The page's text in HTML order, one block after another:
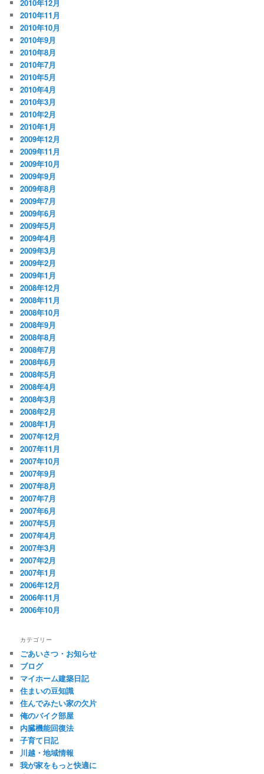
2010年12月
2010年11月
2010年10月
2010年9月
2010年8月
2010年7月
2010年5月
2010年4月
2010年3月
2010年2月
2010年1月
2009年12月
2009年11月
2009年10月
2009年9月
2009年8月
2009年7月
2009年6月
2009年5月
2009年4月
2009年3月
2009年2月
2009年1月
2008年12月
2008年11月
2008年10月
2008年9月
2008年8月
2008年7月
2008年6月
2008年5月
2008年4月
2008年3月
2008年2月
2008年1月
2007年12月
2007年11月
2007年10月
2007年9月
2007年8月
2007年7月
2007年6月
2007年5月
2007年4月
2007年3月
2007年2月
2007年1月
2006年12月
2006年11月
2006年10月
カテゴリー
ごあいさつ・お知らせ
ブログ
マイホーム建築日記
住まいの豆知識
住んでみたい家の欠片
俺のバイク部屋
内臓機能回復法
子育て日記
川越・地域情報
我が家をもっと快適に